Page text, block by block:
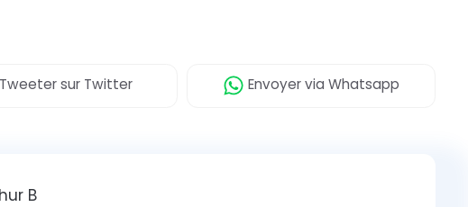
Tweetersur Twitter Envoyervia Whatsapp
B